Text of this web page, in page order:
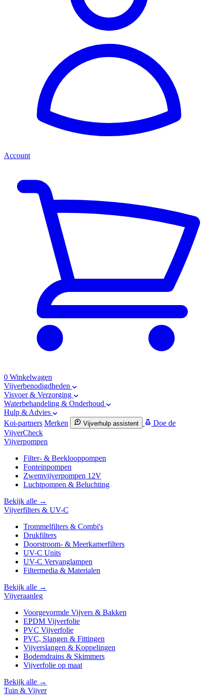
Account
0 Winkelwagen
Vijverbenodigdheden
Visvoer & Verzorging
Waterbehandeling & Onderhoud
Hulp & Advies
Koi-partners Merken Vijverhulp assistent
Doe de
VijverCheck
Vijverpompen
Filter- & Beeklooppompen
Fonteinpompen
Zwemvijverpompen 12V
Luchtpompen & Beluchting
Bekijk alle →
Vijverfilters & UV-C
Trommelfilters & Combi's
Drukfilters
Doorstroom- & Meerkamerfilters
UV-C Units
UV-C Vervanglampen
Filtermedia & Materialen
Bekijk alle →
Vijveraanleg
Voorgevormde Vijvers & Bakken
EPDM Vijverfolie
PVC Vijverfolie
PVC, Slangen & Fittingen
Vijverslangen & Koppelingen
Bodemdrains & Skimmers
Vijverfolie op maat
Bekijk alle →
Tuin & Vijver